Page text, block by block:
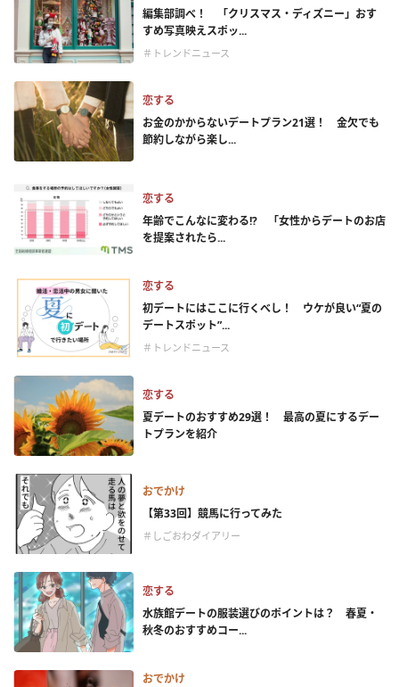
編集部調べ！ 「クリスマス・ディズニー」おす
すめ写真映えスポッ...
＃トレンドニュース
恋する
お金のかからないデートプラン21選！ 金欠でも
節約しながら楽し...
恋する
年齢でこんなに変わる!? 「女性からデートのお店
を提案されたら...
恋する
初デートにはここに行くべし！ ウケが良い“夏の
デートスポット”...
＃トレンドニュース
恋する
夏デートのおすすめ29選！ 最高の夏にするデー
トプランを紹介
おでかけ
【第33回】競馬に行ってみた
＃しごおわダイアリー
恋する
水族館デートの服装選びのポイントは？ 春夏・
秋冬のおすすめコー...
おでかけ